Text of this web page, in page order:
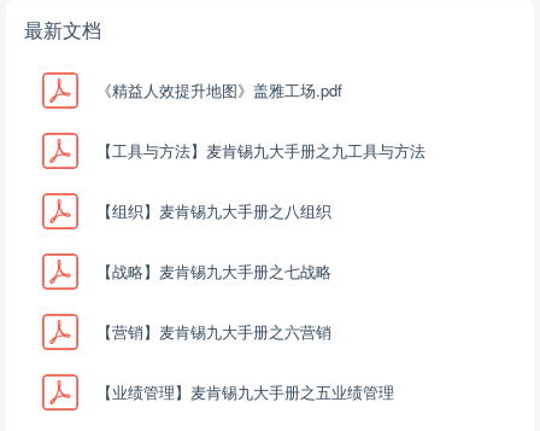
最新文档
《精益人效提升地图》盖雅工场.pdf
【工具与方法】麦肯锡九大手册之九工具与方法
【组织】麦肯锡九大手册之八组织
【战略】麦肯锡九大手册之七战略
【营销】麦肯锡九大手册之六营销
【业绩管理】麦肯锡九大手册之五业绩管理